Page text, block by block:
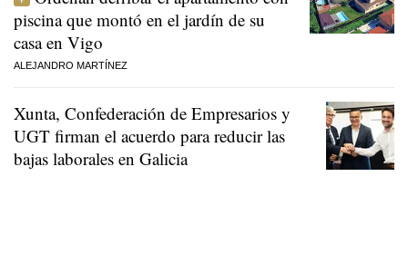
piscina que montó en el jardín de su
casa en Vigo
ALEJANDRO MARTÍNEZ
Xunta, Confederación de Empresarios y
UGT firman el acuerdo para reducir las
bajas laborales en Galicia